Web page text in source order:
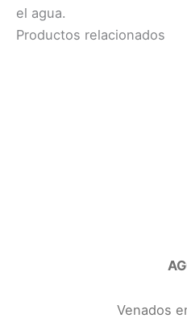
el agua.
Productos relacionados
Venados